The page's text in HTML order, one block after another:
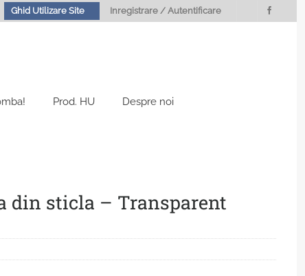
Ghid Utilizare Site Inregistrare / Autentificare
Prod. HU Despre noi
din sticla – Transparent